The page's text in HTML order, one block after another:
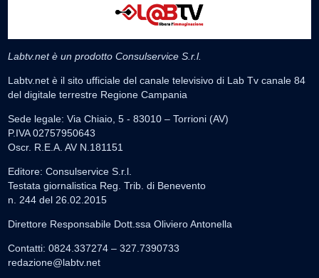
Labtv.net è un prodotto Consulservice S.r.l.
Labtv.net è il sito ufficiale del canale televisivo di Lab Tv canale 84
del digitale terrestre Regione Campania
Sede legale: Via Chiaio, 5 - 83010 – Torrioni (AV)
P.IVA 02757950643
Oscr. R.E.A. AV N.181151
Editore: Consulservice S.r.l.
Testata giornalistica Reg. Trib. di Benevento
n. 244 del 26.02.2015
Direttore Responsabile Dott.ssa Oliviero Antonella
Contatti: 0824.337274 – 327.7390733
redazione@labtv.net